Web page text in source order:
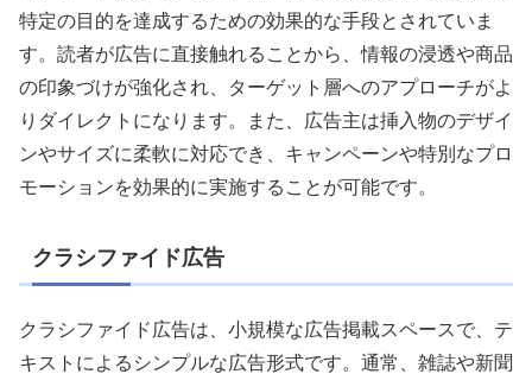
特定の目的を達成するための効果的な手段とされていま
す。読者が広告に直接触れることから、情報の浸透や商品
の印象づけが強化され、ターゲット層へのアプローチがよ
りダイレクトになります。また、広告主は挿入物のデザイ
ンやサイズに柔軟に対応でき、キャンペーンや特別なプロ
モーションを効果的に実施することが可能です。
クラシファイド広告
クラシファイド広告は、小規模な広告掲載スペースで、テ
キストによるシンプルな広告形式です。通常、雑誌や新聞